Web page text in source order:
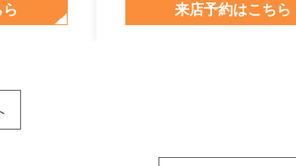
来店予約はこちら